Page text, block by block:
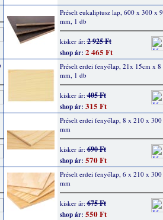
Préselt eukaliptusz lap, 600 x 300 x 9
mm, 1 db
kisker ár:2 925 Ft
shop ár: 2 465 Ft
Préselt erdei fenyőlap, 21x 15cm x 8
mm, 1 db
kisker ár:405 Ft
shop ár: 315 Ft
Préselt erdei fenyőlap, 8 x 210 x 300
mm
kisker ár:690 Ft
shop ár: 570 Ft
Préselt erdei fenyőlap, 6 x 210 x 300
mm
kisker ár:675 Ft
shop ár: 550 Ft